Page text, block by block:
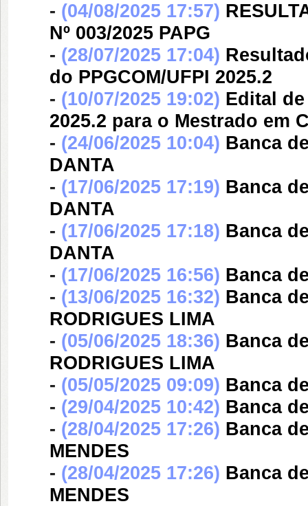
- (04/08/2025 17:57)
Nº 003/2025 PAPG
- (28/07/2025 17:04)
do PPGCOM/UFPI 2025.2
- (10/07/2025 19:02) Edital
2025.2 para o Mestrado em
- (24/06/2025 10:04) Banca
DANTA
- (17/06/2025 17:19) Banca
DANTA
- (17/06/2025 17:18) Banca
DANTA
- (17/06/2025 16:56) Banca
- (13/06/2025 16:32) Banca
RODRIGUES LIMA
- (05/06/2025 18:36) Banca
RODRIGUES LIMA
- (05/05/2025 09:09) Banca
- (29/04/2025 10:42) Banca
- (28/04/2025 17:26) Banca
MENDES
- (28/04/2025 17:26) Banca
MENDES